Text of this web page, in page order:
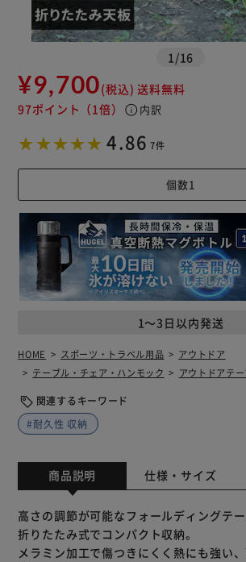
1 /16
¥9,700(税込) 送料無料
97ポイント （1倍） info 内訳
4.86 7件
1～3日以内発送
HOME スポーツ・トラベル用品
アウトドア
テーブル・チェア・ハンモック
アウトドアテ
関連するキーワード
#耐久性 収納
商品説明 仕様・サイズ
高さの調節が可能なフォールディングテー
折りたたみ式でコンパクト収納。
メラミン加工で傷つきにくく熱にも強い